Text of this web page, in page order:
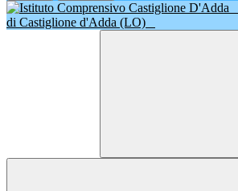
di Castiglione d'Adda (LO)